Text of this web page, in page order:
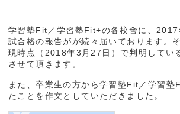
学習塾Fit／学習塾Fit+の各校舎に、2017
試合格の報告がが続々届いております。
現時点（2018年3月27日）で判明してい
させて頂きます。
また、卒業生の方から学習塾Fit／学習塾
たことを作文としていただきました。